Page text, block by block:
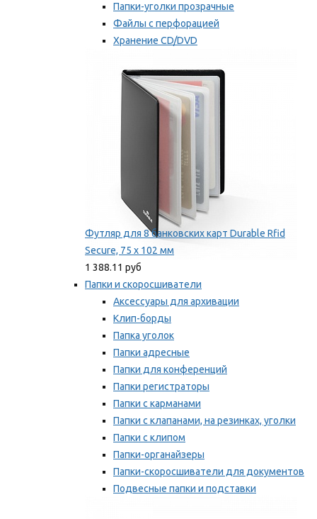
Папки-уголки прозрачные
Файлы с перфорацией
Хранение CD/DVD
Мы рекомендуем
Футляр для 8 банковских карт Durable Rfid
Secure, 75 х 102 мм
1 388.11 руб
Папки и скоросшиватели
Аксессуары для архивации
Клип-борды
Папка уголок
Папки адресные
Папки для конференций
Папки регистраторы
Папки с карманами
Папки с клапанами, на резинках, уголки
Папки с клипом
Папки-органайзеры
Папки-скоросшиватели для документов
Подвесные папки и подставки